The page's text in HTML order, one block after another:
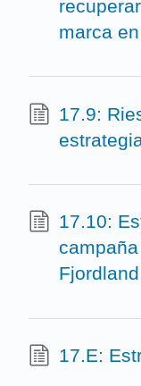
marca
17.9:
17.10:
Fjordland
17.E: